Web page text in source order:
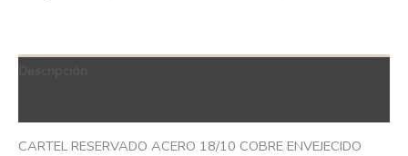
CARTEL RESERVADO ACERO 18/10 COBRE ENVEJECIDO